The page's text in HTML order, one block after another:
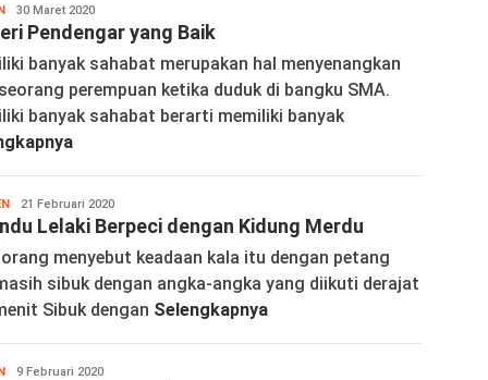
Wortelina
30 Maret 2020
Pendengar yang Baik
banyak sahabat merupakan hal menyenangkan
perempuan ketika duduk di bangku SMA.
banyak sahabat berarti memiliki banyak
Wortelina
21 Februari 2020
Lelaki Berpeci dengan Kidung Merdu
menyebut keadaan kala itu dengan petang
sibuk dengan angka-angka yang diikuti derajat
Sibuk dengan Selengkapnya
Wortelina
9 Februari 2020